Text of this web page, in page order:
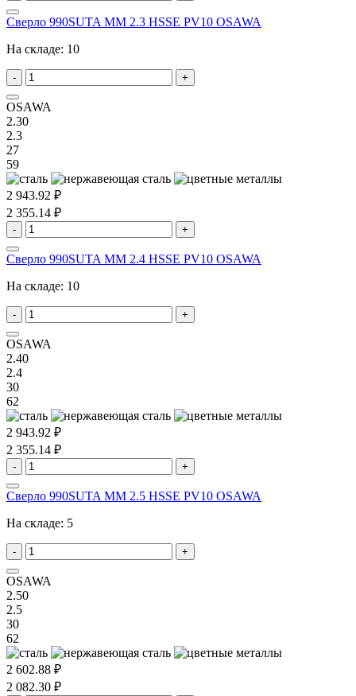
Сверло 990SUTA MM 2.3 HSSE PV10 OSAWA
На складе: 10
- +
OSAWA
2.30
2.3
27
59
2 943.92 ₽
2 355.14 ₽
- +
Сверло 990SUTA MM 2.4 HSSE PV10 OSAWA
На складе: 10
- +
OSAWA
2.40
2.4
30
62
2 943.92 ₽
2 355.14 ₽
- +
Сверло 990SUTA MM 2.5 HSSE PV10 OSAWA
На складе: 5
- +
OSAWA
2.50
2.5
30
62
2 602.88 ₽
2 082.30 ₽